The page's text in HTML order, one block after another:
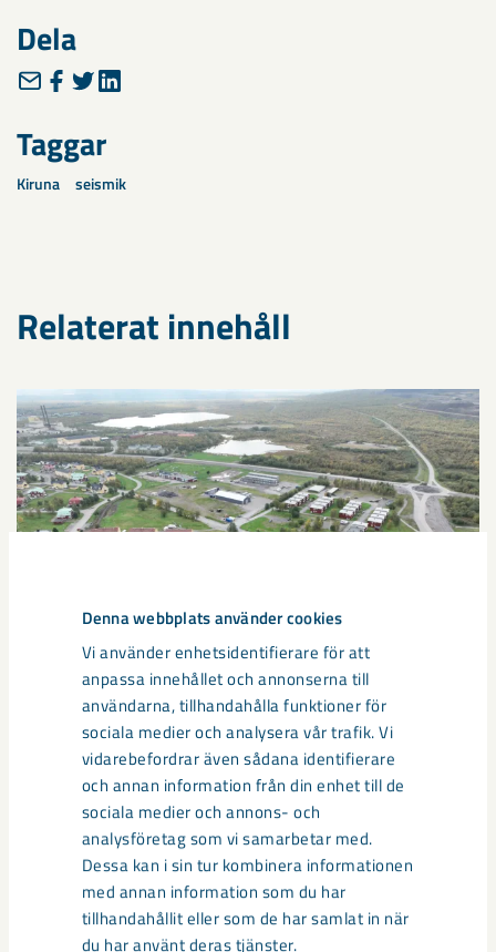
Denna webbplats använder cookies
Vi använder enhetsidentifierare för att
anpassa innehållet och annonserna till
användarna, tillhandahålla funktioner för
sociala medier och analysera vår trafik. Vi
vidarebefordrar även sådana identifierare
och annan information från din enhet till de
sociala medier och annons- och
analysföretag som vi samarbetar med.
Dessa kan i sin tur kombinera informationen
med annan information som du har
tillhandahållit eller som de har samlat in när
du har använt deras tjänster.
Dela
Taggar
Kiruna seismik
Relaterat innehåll
Sibirien-området i gamla Kiruna
centrum avvecklas under 2026
Under sommaren 2026 fortsätter avveckling av fastigheter i
gamla Kiruna centrum på grund av den pågående gruvdriften
– bland annat ...